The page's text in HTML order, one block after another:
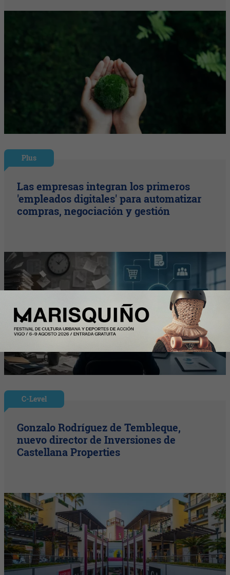
Plus
Las empresas integran los primeros
'empleados digitales' para automatizar
compras, negociación y gestión
C-Level
Gonzalo Rodríguez de Tembleque,
nuevo director de Inversiones de
Castellana Properties